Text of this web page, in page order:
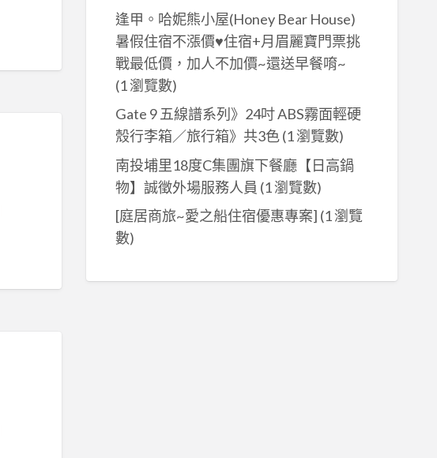
逢甲。哈妮熊小屋(Honey Bear House)
暑假住宿不漲價♥住宿+月眉麗寶門票挑
戰最低價，加人不加價~還送早餐唷~
(1 瀏覽數)
Gate 9 五線譜系列》24吋 ABS霧面輕硬
殼行李箱／旅行箱》共3色(1 瀏覽數)
南投埔里18度C集團旗下餐廳【日高鍋
物】誠徵外場服務人員 (1 瀏覽數)
[庭居商旅~愛之船住宿優惠專案] (1 瀏覽
數)